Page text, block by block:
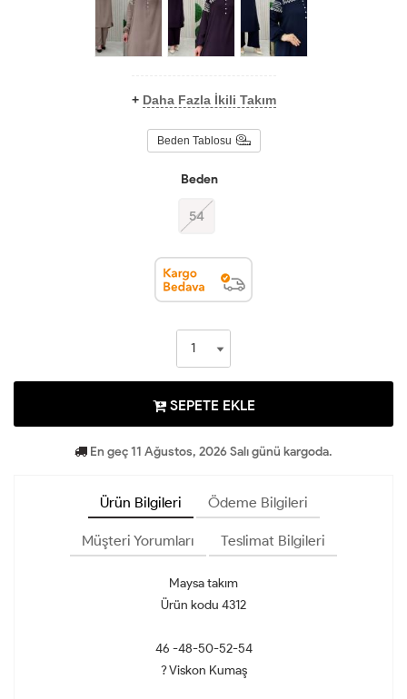
+ Daha Fazla İkili Takım
Beden Tablosu
Beden
54
SEPETE EKLE
En geç 11 Ağustos, 2026 Salı günü kargoda.
Ürün Bilgileri Ödeme Bilgileri
Müşteri Yorumları Teslimat Bilgileri
Maysa takım
Ürün kodu 4312
46 -48-50-52-54
? Viskon Kumaş